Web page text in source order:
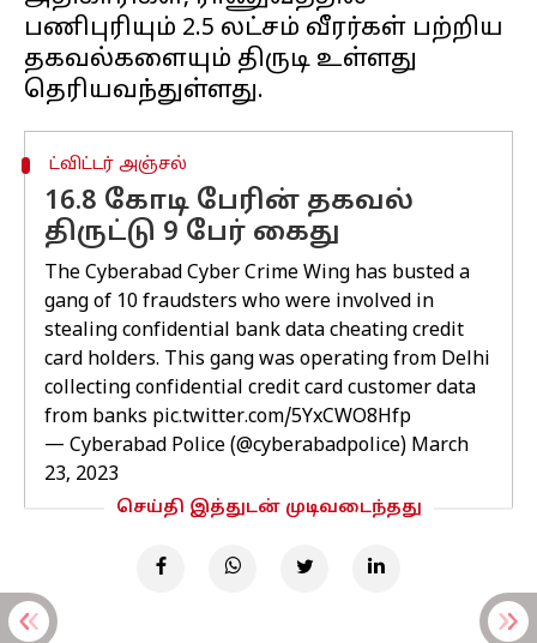
பணிபுரியும் 2.5 லட்சம் வீரர்கள் பற்றிய
தகவல்களையும் திருடி உள்ளது
ட்விட்டர் அஞ்சல்
16.8 கோடி பேரின் தகவல்
திருட்டு 9 பேர் கைது
The Cyberabad Cyber Crime Wing has busted a
gang of 10 fraudsters who were involved in
stealing confidential bank data cheating credit
card holders. This gang was operating from Delhi
collecting confidential credit card customer data
from banks pic.twitter.com/5YxCWO8Hfp
— Cyberabad Police (@cyberabadpolice) March
23, 2023
செய்தி இத்துடன் முடிவடைந்தது